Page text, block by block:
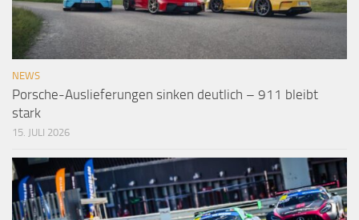
NEWS
Porsche-Auslieferungen sinken deutlich – 911 bleibt
stark
15. JULI 2026